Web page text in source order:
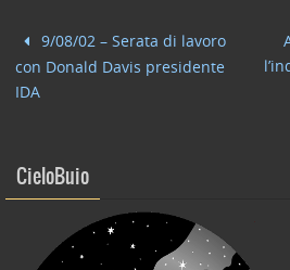
b
o
dI
n
vi
di
9/08/02 – Serata di lavoro
con Donald Davis presidente
IDA
CieloBuio